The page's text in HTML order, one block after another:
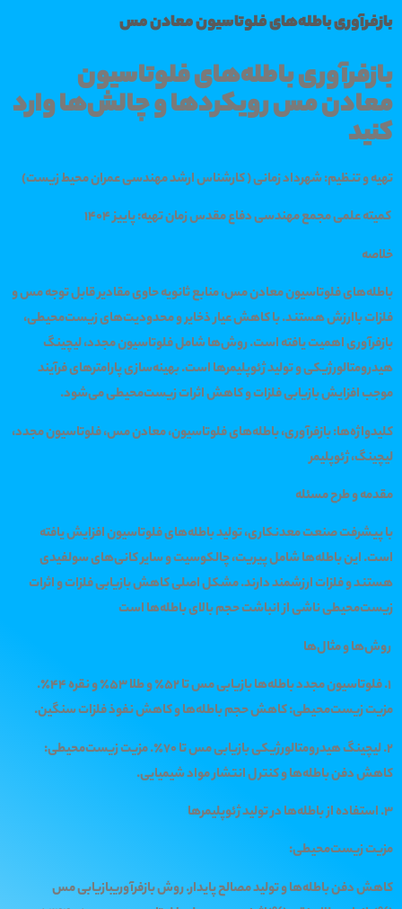
بازفرآوری باطله‌های فلوتاسیون معادن مس
بازفرآوری باطله‌های فلوتاسیون
معادن مس رویکردها و چالش‌ها وارد
کنید
تهیه و تنظیم: شهرداد زمانی ( کارشناس ارشد مهندسی عمران محیط زیست)
کمیته علمی مجمع مهندسی دفاع مقدس زمان تهیه: پاییز ۱۴۰۴
خلاصه
باطله‌های فلوتاسیون معادن مس، منابع ثانویه حاوی مقادیر قابل توجه مس و
فلزات باارزش هستند. با کاهش عیار ذخایر و محدودیت‌های زیست‌محیطی،
بازفرآوری اهمیت یافته است. روش‌ها شامل فلوتاسیون مجدد، لیچینگ
هیدرومتالورژیکی و تولید ژئوپلیمرها است. بهینه‌سازی پارامترهای فرآیند
موجب افزایش بازیابی فلزات و کاهش اثرات زیست‌محیطی می‌شود.
کلیدواژه‌ها: بازفرآوری، باطله‌های فلوتاسیون، معادن مس، فلوتاسیون مجدد،
لیچینگ، ژئوپلیمر
مقدمه و طرح مسئله
با پیشرفت صنعت معدنکاری، تولید باطله‌های فلوتاسیون افزایش یافته
است. این باطله‌ها شامل پیریت، چالکوسیت و سایر کانی‌های سولفیدی
هستند و فلزات ارزشمند دارند. مشکل اصلی کاهش بازیابی فلزات و اثرات
زیست‌محیطی ناشی از انباشت حجم بالای باطله‌ها است
روش‌ها و مثال‌ها
1. فلوتاسیون مجدد باطله‌ها بازیابی مس تا 52٪ و طلا 53٪ و نقره 44٪.
مزیت زیست‌محیطی: کاهش حجم باطله‌ها و کاهش نفوذ فلزات سنگین.
2. لیچینگ هیدرومتالورژیکی بازیابی مس تا 70٪. مزیت زیست‌محیطی:
کاهش دفن باطله‌ها و کنترل انتشار مواد شیمیایی.
3. استفاده از باطله‌ها در تولید ژئوپلیمرها
مزیت زیست‌محیطی:
کاهش دفن باطله‌ها و تولید مصالح پایدار. روش بازفرآوریبازیابی مس